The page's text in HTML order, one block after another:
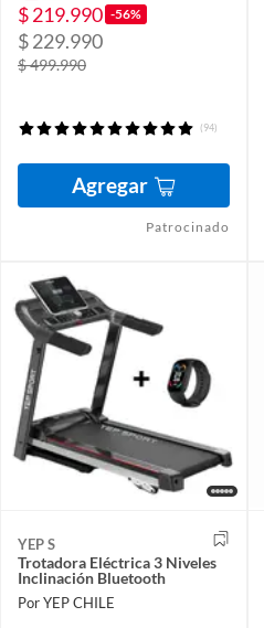
$ 219.990 -56%
$ 229.990
$ 499.990
(94)
Agregar
Patrocinado
YEP S
Trotadora Eléctrica 3 Niveles
Inclinación Bluetooth
Por YEP CHILE